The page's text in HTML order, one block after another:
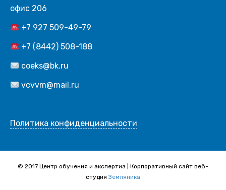
офис 206
+7 927 509-49-79
+7 (8442) 508-188
coeks@bk.ru
vcvvm@mail.ru
Политика конфиденциальности
© 2017 Центр обучения и экспертиз | Корпоративный сайт веб-
студия Земляника